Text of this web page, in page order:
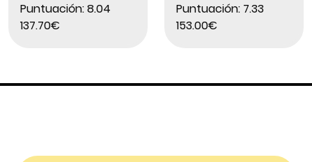
Puntuación: 8.04
137.70€
Puntuación: 7.33
153.00€